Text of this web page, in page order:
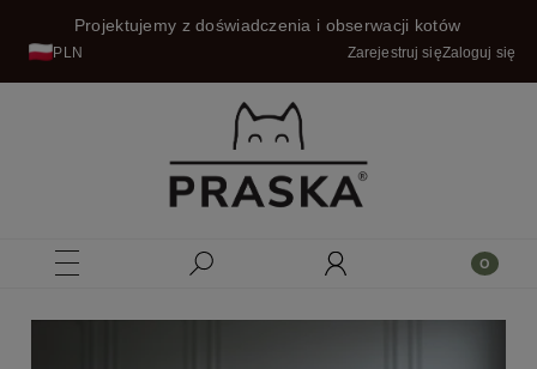
PLN
Projektujemy z doświadczenia i obserwacji kotów
Zarejestruj sięZaloguj się